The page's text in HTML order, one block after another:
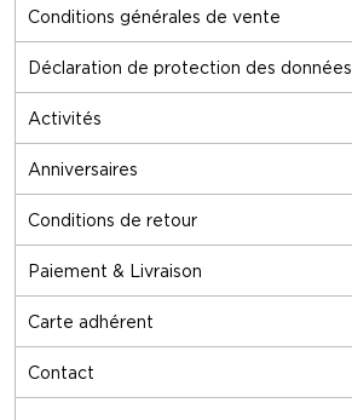
Conditions générales de vente
Déclaration de protection des données
Activités
Anniversaires
Conditions de retour
Paiement & Livraison
Carte adhérent
Contact